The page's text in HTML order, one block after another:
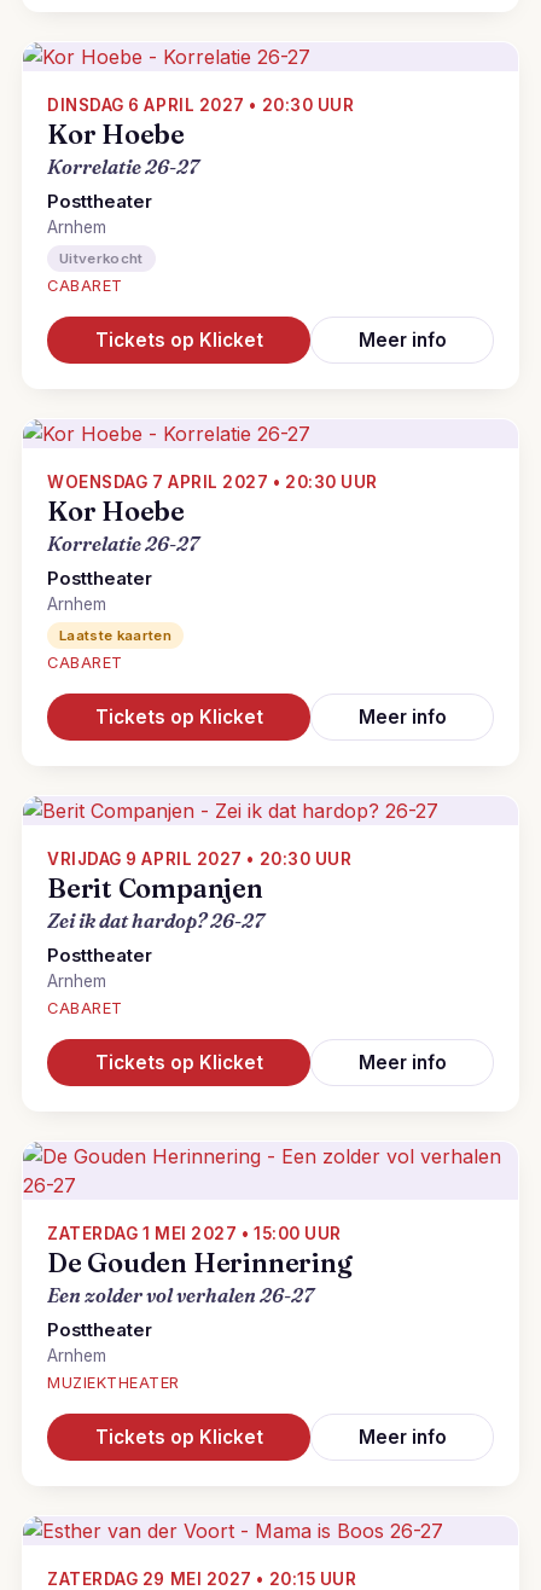
DINSDAG 6 APRIL 2027 • 20:30 UUR
Kor Hoebe
Korrelatie 26-27
Posttheater
Arnhem
Uitverkocht
CABARET
Tickets op Klicket Meer info
WOENSDAG 7 APRIL 2027 • 20:30 UUR
Kor Hoebe
Korrelatie 26-27
Posttheater
Arnhem
Laatste kaarten
CABARET
Tickets op Klicket Meer info
VRIJDAG 9 APRIL 2027 • 20:30 UUR
Berit Companjen
Zei ik dat hardop? 26-27
Posttheater
Arnhem
CABARET
Tickets op Klicket Meer info
ZATERDAG 1 MEI 2027 • 15:00 UUR
De Gouden Herinnering
Een zolder vol verhalen 26-27
Posttheater
Arnhem
MUZIEKTHEATER
Tickets op Klicket Meer info
ZATERDAG 29 MEI 2027 • 20:15 UUR